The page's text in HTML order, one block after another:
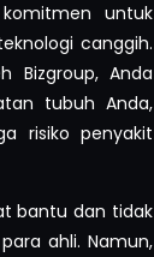
untuk
canggih.
Bizgroup, Anda
tubuh Anda,
risiko penyakit
bantu dan tidak
ahli. Namun,